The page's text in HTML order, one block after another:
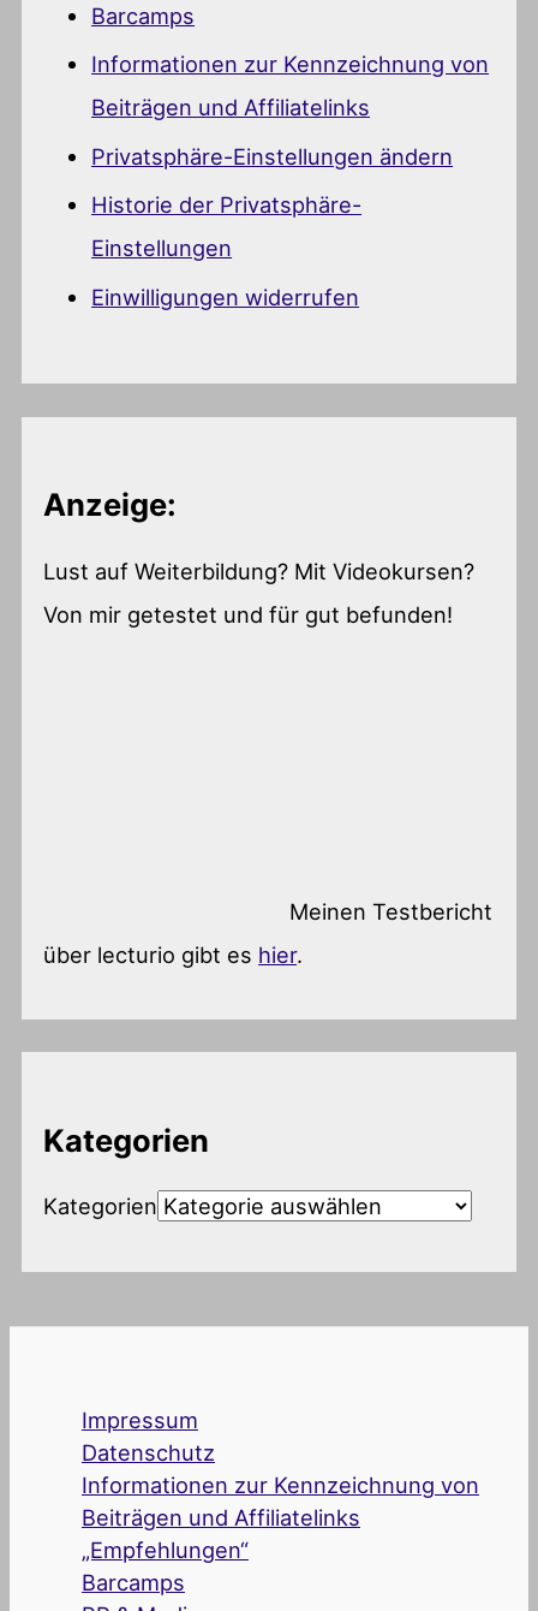
Barcamps
Informationen zur Kennzeichnung von
Beiträgen und Affiliatelinks
Privatsphäre-Einstellungen ändern
Historie der Privatsphäre-
Einstellungen
Einwilligungen widerrufen
Anzeige:
Lust auf Weiterbildung? Mit Videokursen?
Von mir getestet und für gut befunden!
Meinen Testbericht
über lecturio gibt es hier.
Kategorien
Kategorien
Impressum
Datenschutz
Informationen zur Kennzeichnung von
Beiträgen und Affiliatelinks
„Empfehlungen“
Barcamps